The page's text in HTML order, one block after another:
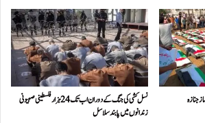
نسل کشی کی جنگ کے دوران اب تک 24ہزار فلسطینی صہیونی
زندانوں میں پابند سلاسل